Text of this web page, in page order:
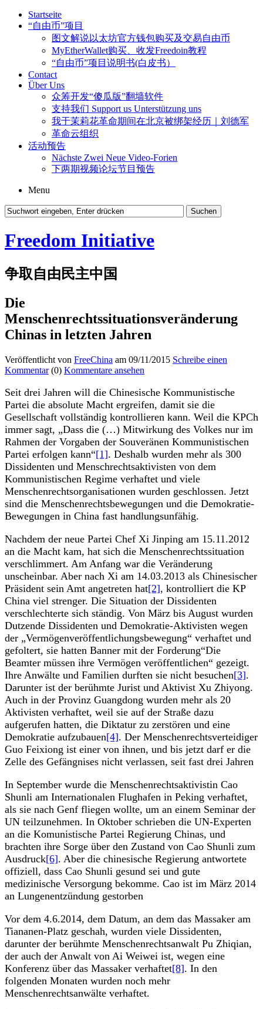
Startseite
“自由币”项目
图文解说以太坊官方钱包购买及交易自由币
MyEtherWallet购买、收发Freedoin教程
“自由币”项目说明书(白皮书）
Contact
Über Uns
众筹开发“傻瓜版”翻墙软件
支持我们 Support us Unterstützung uns
我于茉莉花革命期间在北京被绑架经历｜刘德军
革命云组织
活动预告
Nächste Zwei Neue Video-Forien
下两期视频论坛节目预告
Menu
Freedom Initiative
争取自由民主中国
Die
Menschenrechtssituationsveränderung
Chinas in letzten Jahren
Veröffentlicht von FreeChina am 09/11/2015 Schreibe einen
Kommentar(0) Kommentare ansehen
Seit drei Jahren will die Chinesische Kommunistische
Partei die absolute Macht ergreifen, damit sie die
Gesellschaft vollständig kontrollieren kann. Weil die KPCh
immer sagt, „Dass die (…) Mitwirkung des Volkes nur im
Rahmen der Vorgaben der Souveränen Kommunistischen
Partei erfolgen kann“[1]. Deshalb wurden mehr als 300
Dissidenten und Menschrechtsaktivisten von dem
Kommunistischen Regime verhaftet und viele
Menschenrechtsorganisationen wurden geschlossen. Jetzt
sind die Menschenrechtsbewegungen und die Demokratie-
Bewegungen in China fast handlungsunfähig.
Nachdem der neue Partei Chef Xi Jinping am 15.11.2012
an die Macht kam, hat sich die Menschenrechtssituation
verschlimmert. Am Anfang war die Veränderung
unscheinbar. Aber nach Xi am 14.03.2013 als Chinesischer
Präsident sein Amt angetreten hat[2], kontrolliert die KP
China viel strenger. Die Situation der Dissidenten
verschlechterte sich ständig. Von März bis August wurden
Dutzende Dissidenten und Demokratie-Aktivisten wegen
der „Vermögenveröffentlichungsbewegung“ verhaftet und
gefoltert, sie hatten Banner mit der Forderung“Die
Beamter müssen ihre Vermögen veröffentlichen“ gezeigt.
Ihre Anwälte und Familien durften sie nicht besuchen[3].
Darunter ist der berühmte Jurist und Aktivist Xu Zhiyong.
Auch in der Provinz Guangdong wurden mehr als 20
Aktivisten verhaftet, weil sie auf der Straße dazu
aufgerufen hatten, die Diktatur zu zerstören und eine
Demokratie aufzubauen[4]. Der Menschenrechtsverteidiger
Guo Feixiong ist einer von ihnen, und bis jetzt darf er die
Zelle des Gefängnises nicht verlassen, seit fast drei Jahren
In September wurde die Menschenrechtsaktivistin Cao
Shunli am Internationalen Flughafen in Peking verhaftet,
als sie nach Genf fliegen wollte, um an einem Seminar der
UN teilzunehmen. In Oktober schrieben die UN-Experten
an die Komunistische Partei Regierung Chinas, und
brachten ihre Sorge über den Zustand von Cao Shunli zum
Ausdruck[6]. Aber die chinesische Regierung antwortete
offiziell, dass Cao Shunli gesund sei und gute
medizinische Versorgung bekomme. Cao ist im März 2014
an Lungenentzündung gestorben
Vor dem 4.6.2014, dem Datum, an dem das Massaker am
Tiananen-Platz geschah, wurden viele Dissidenten,
darunter der berühmte Menschenrechtsanwalt Pu Zhiqian,
der auch der Anwalt von Ai Weiwei ist, wegen eine
Konferenz über das Massaker verhaftet[8]. In den
folgenden Monaten wurden noch mehr
Menschenrechtsanwälte verhaftet.